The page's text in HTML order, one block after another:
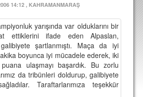
14:12 , KAHRAMANMARAŞ
yarışında var olduklarını bir
ettiklerini ifade eden Alpaslan,
şartlanmıştı. Maça da iyi
boyunca iyi mücadele ederek, iki
ulaşmayı başardık. Bu zorlu
da tribünleri doldurup, galibiyete
Taraftarlarımıza teşekkür